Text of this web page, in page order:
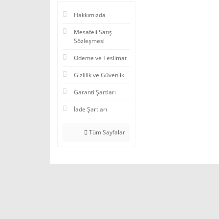
Hakkımızda
Mesafeli Satış
Sözleşmesi
Ödeme ve Teslimat
Gizlilik ve Güvenlik
Garanti Şartları
İade Şartları
Tüm Sayfalar